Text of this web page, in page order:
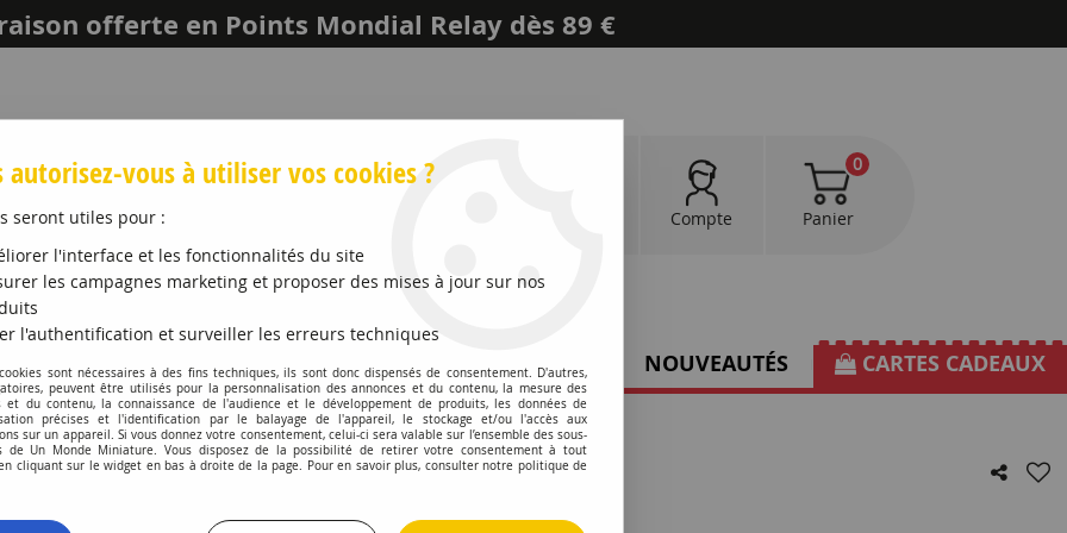
offerte en Points Mondial Relay dès 89 €
Compte
0
Panier
MAQUETTES ET ACCESSOIRES PROMOTIONS NOUVEAUTÉS CARTES CADEAUX
968 Red
PCX87
Porsche 968 Red
autorisez-vous à utiliser vos cookies ?
seront utiles pour :
l'interface et les fonctionnalités du site
les campagnes marketing et proposer des mises à jour sur nos
l'authentification et surveiller les erreurs techniques
sont nécessaires à des fins techniques, ils sont donc dispensés de consentement. D'autres,
peuvent être utilisés pour la personnalisation des annonces et du contenu, la mesure des
et du contenu, la connaissance de l'audience et le développement de produits, les données de
précises et l'identification par le balayage de l'appareil, le stockage et/ou l'accès aux
sur un appareil. Si vous donnez votre consentement, celui-ci sera valable sur l’ensemble des sous-
de Un Monde Miniature. Vous disposez de la possibilité de retirer votre consentement à tout
cliquant sur le widget en bas à droite de la page. Pour en savoir plus, consulter notre politique de